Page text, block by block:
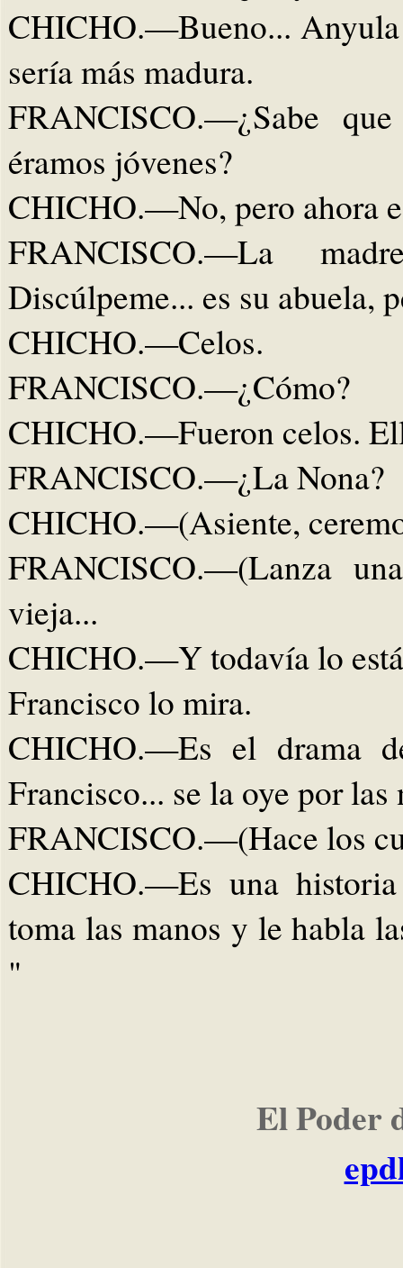
CHICHO.—Bueno...
sería más madura.
FRANCISCO.—¿Sabe
éramos jóvenes?
CHICHO.—No, pero ahora
FRANCISCO.—La
Discúlpeme... es su abuela,
CHICHO.—Celos.
FRANCISCO.—¿Cómo?
CHICHO.—Fueron celos.
FRANCISCO.—¿La Nona?
CHICHO.—(Asiente,
FRANCISCO.—(Lanza
vieja...
CHICHO.—Y todavía lo
Francisco lo mira.
CHICHO.—Es el drama
Francisco... se la oye por las
FRANCISCO.—(Hace los
CHICHO.—Es una
toma las manos y le habla
"
El Poder